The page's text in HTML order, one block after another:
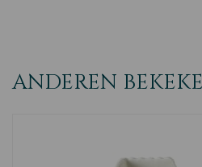
ANDEREN